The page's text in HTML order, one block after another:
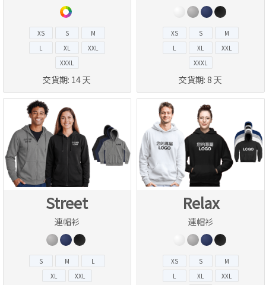
XS S
M
L
XL
XXL
XXXL
交貨期: 14 天
XS S
M
L
XL
XXL
XXXL
交貨期: 8 天
Street
連帽衫
S M
L
XL
XXL
Relax
連帽衫
XS S
M
L
XL
XXL